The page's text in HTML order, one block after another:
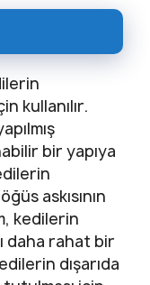
kullanılır.
bir yapıya
askısının
kedilerin
daha rahat bir
dışarıda